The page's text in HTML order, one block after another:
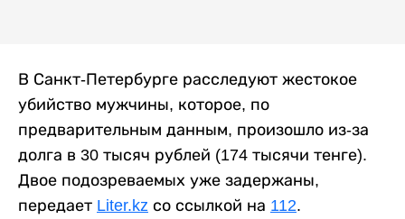
В Санкт-Петербурге расследуют жестокое
убийство мужчины, которое, по
предварительным данным, произошло из-за
долга в 30 тысяч рублей (174 тысячи тенге).
Двое подозреваемых уже задержаны,
передает Liter.kz со ссылкой на 112.